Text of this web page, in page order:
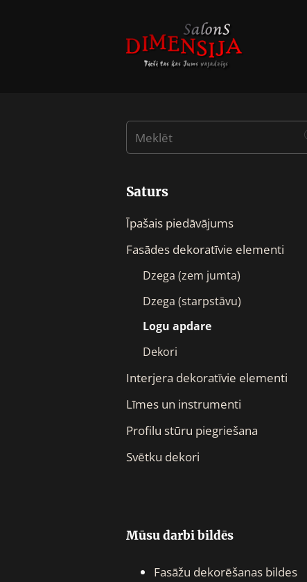
Saturs
Īpašais piedāvājums
Fasādes dekoratīvie elementi
Dzega (zem jumta)
Dzega (starpstāvu)
Logu apdare
Dekori
Interjera dekoratīvie elementi
Līmes un instrumenti
Profilu stūru piegriešana
Svētku dekori
Mūsu darbi bildēs
Fasāžu dekorēšanas bildes